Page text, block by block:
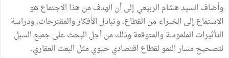
وأضاف السيد هشام الربيعي إلى أن الهدف من هذا الاجتماع هو
الاستماع إلى الخبراء من القطاع، وتبادل الأفكار والمقترحات، ودراسة
التأثيرات الملموسة والمتوقعة وذلك من أجل البحث على جميع السبل
لتصحيح مسار النمو لقطاع اقتصادي حيوي مثل البعث العقاري.